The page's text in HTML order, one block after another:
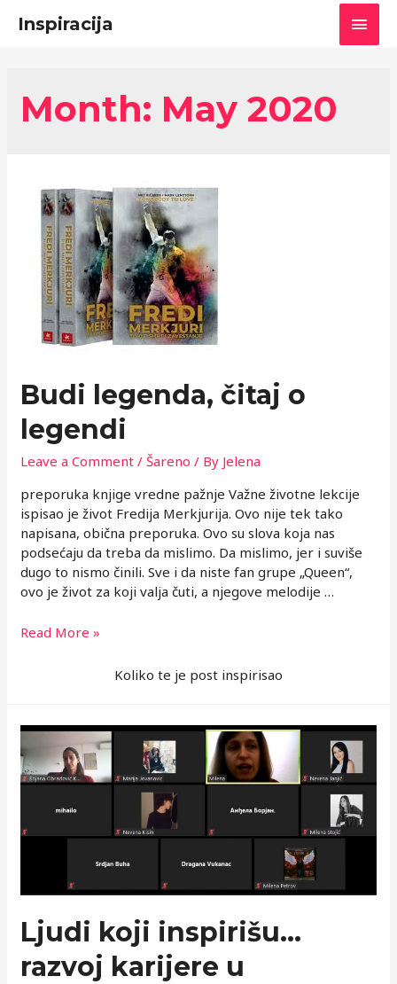
Inspiracija
Main
Month: May 2020
Budi legenda, čitaj o
legendi
Leave a Comment /Šareno / By Jelena
preporuka knjige vredne pažnje Važne životne lekcije
ispisao je život Fredija Merkjurija. Ovo nije tek tako
napisana, obična preporuka. Ovo su slova koja nas
podsećaju da treba da mislimo. Da mislimo, jer i suviše
dugo to nismo činili. Sve i da niste fan grupe „Queen“,
ovo je život za koji valja čuti, a njegove melodije …
Budi
Read More »
Koliko te je post inspirisao
Ljudi koji inspirišu…
razvoj karijere u